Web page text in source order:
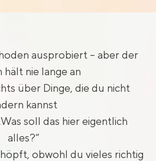
ausprobiert – aber der
hält nie lange an
über Dinge, die du nicht
kannst
soll das hier eigentlich
alles?“
obwohl du vieles richtig